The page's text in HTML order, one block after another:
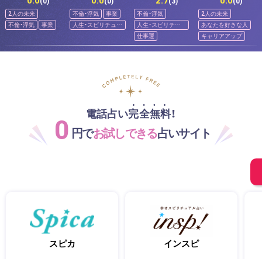
2人の未来
不倫・浮気
事業
不倫・浮気
事業
人生・スピリチュア
ル
不倫・浮気
人生・スピリチュ
アル
仕事運
2人の未来
あなたを好きな人
キャリアアップ
電話占い完全無料！
0 円でお試しできる占いサイト
スピカ インスピ